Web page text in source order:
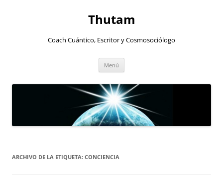
Thutam
Coach Cuántico, Escritor y Cosmosociólogo
Menú
ARCHIVO DE LA ETIQUETA: CONCIENCIA